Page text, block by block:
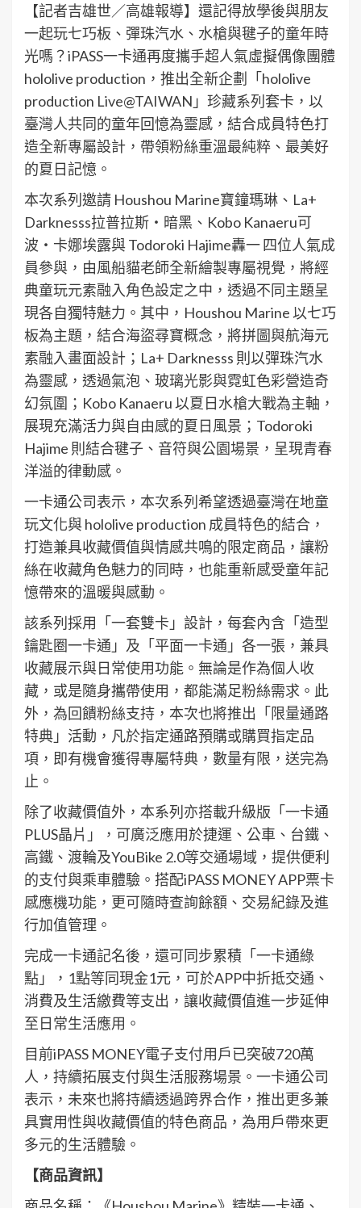
【記者吉雄世／高雄報導】還記得放學後與朋友
一起玩七巧板、彈珠汽水、水槍與毽子的童年時
光嗎？iPASS一卡通再度攜手超人氣虛擬偶像團體
hololive production，推出全新企劃「hololive
production Live@TAIWAN」珍藏系列套卡，以
臺灣人共同的童年回憶為靈感，結合成員特色打
造全新專屬設計，帶領粉絲重溫最純粹、最美好
的夏日記憶。
本次系列邀請 Houshou Marine寶鐘瑪琳、La+
Darknesss拉普拉斯・暗黑、Kobo Kanaeru可
波・卡娜埃露與 Todoroki Hajime轟一 四位人氣成
員參與，由風船貓老師全新繪製專屬視覺，將經
典童玩元素融入角色設定之中，透過不同主題呈
現各自獨特魅力。其中，Houshou Marine 以七巧
板為主題，結合海盜尋寶概念，將拼圖與航海元
素融入畫面設計；La+ Darknesss 則以彈珠汽水
為靈感，透過氣泡、玻璃光影與霓虹色彩營造奇
幻氛圍；Kobo Kanaeru 以夏日水槍大戰為主軸，
展現充滿活力與自由感的夏日風景；Todoroki
Hajime 則結合毽子、音符與公園場景，呈現青春
洋溢的律動感。
一卡通公司表示，本次系列希望透過臺灣在地童
玩文化與 hololive production 成員特色的結合，
打造兼具收藏價值與情感共鳴的限定商品，讓粉
絲在收藏角色魅力的同時，也能重新感受童年記
憶帶來的溫暖與感動。
該系列採用「一套雙卡」設計，每套內含「造型
鑰匙圈一卡通」及「平面一卡通」各一張，兼具
收藏展示與日常使用功能。無論是作為個人收
藏，或是隨身攜帶使用，都能滿足粉絲需求。此
外，為回饋粉絲支持，本次也將推出「限量通路
特典」活動，凡於指定通路預購或購買指定品
項，即有機會獲得專屬特典，數量有限，送完為
止。
除了收藏價值外，本系列亦搭載升級版「一卡通
PLUS晶片」，可廣泛應用於捷運、公車、台鐵、
高鐵、渡輪及YouBike 2.0等交通場域，提供便利
的支付與乘車體驗。搭配iPASS MONEY APP票卡
感應機功能，更可隨時查詢餘額、交易紀錄及進
行加值管理。
完成一卡通記名後，還可同步累積「一卡通綠
點」，1點等同現金1元，可於APP中折抵交通、
消費及生活繳費等支出，讓收藏價值進一步延伸
至日常生活應用。
目前iPASS MONEY電子支付用戶已突破720萬
人，持續拓展支付與生活服務場景。一卡通公司
表示，未來也將持續透過跨界合作，推出更多兼
具實用性與收藏價值的特色商品，為用戶帶來更
多元的生活體驗。
【商品資訊】